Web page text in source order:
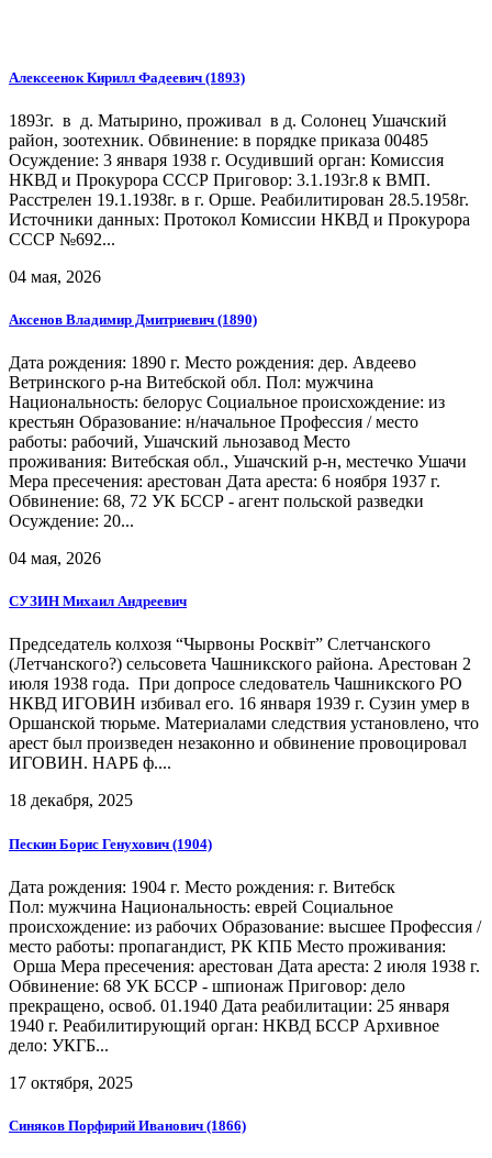
Алексеенок Кирилл Фадеевич (1893)
1893г. в д. Матырино, проживал в д. Солонец Ушачский
район, зоотехник. Обвинение: в порядке приказа 00485
Осуждение: 3 января 1938 г. Осудивший орган: Комиссия
НКВД и Прокурора СССР Приговор: 3.1.193г.8 к ВМП.
Расстрелен 19.1.1938г. в г. Орше. Реабилитирован 28.5.1958г.
Источники данных: Протокол Комиссии НКВД и Прокурора
СССР №692...
04 мая, 2026
Аксенов Владимир Дмитриевич (1890)
Дата рождения: 1890 г. Место рождения: дер. Авдеево
Ветринского р-на Витебской обл. Пол: мужчина
Национальность: белорус Социальное происхождение: из
крестьян Образование: н/начальное Профессия / место
работы: рабочий, Ушачский льнозавод Место
проживания: Витебская обл., Ушачский р-н, местечко Ушачи
Мера пресечения: арестован Дата ареста: 6 ноября 1937 г.
Обвинение: 68, 72 УК БССР - агент польской разведки
Осуждение: 20...
04 мая, 2026
СУЗИН Михаил Андреевич
Председатель колхозя “Чырвоны Росквіт” Слетчанского
(Летчанского?) сельсовета Чашникского района. Арестован 2
июля 1938 года. При допросе следователь Чашникского РО
НКВД ИГОВИН избивал его. 16 января 1939 г. Сузин умер в
Оршанской тюрьме. Материалами следствия установлено, что
арест был произведен незаконно и обвинение провоцировал
ИГОВИН. НАРБ ф....
18 декабря, 2025
Пескин Борис Генухович (1904)
Дата рождения: 1904 г. Место рождения: г. Витебск
Пол: мужчина Национальность: еврей Социальное
происхождение: из рабочих Образование: высшее Профессия /
место работы: пропагандист, РК КПБ Место проживания:
Орша Мера пресечения: арестован Дата ареста: 2 июля 1938 г.
Обвинение: 68 УК БССР - шпионаж Приговор: дело
прекращено, освоб. 01.1940 Дата реабилитации: 25 января
1940 г. Реабилитирующий орган: НКВД БССР Архивное
дело: УКГБ...
17 октября, 2025
Синяков Порфирий Иванович (1866)